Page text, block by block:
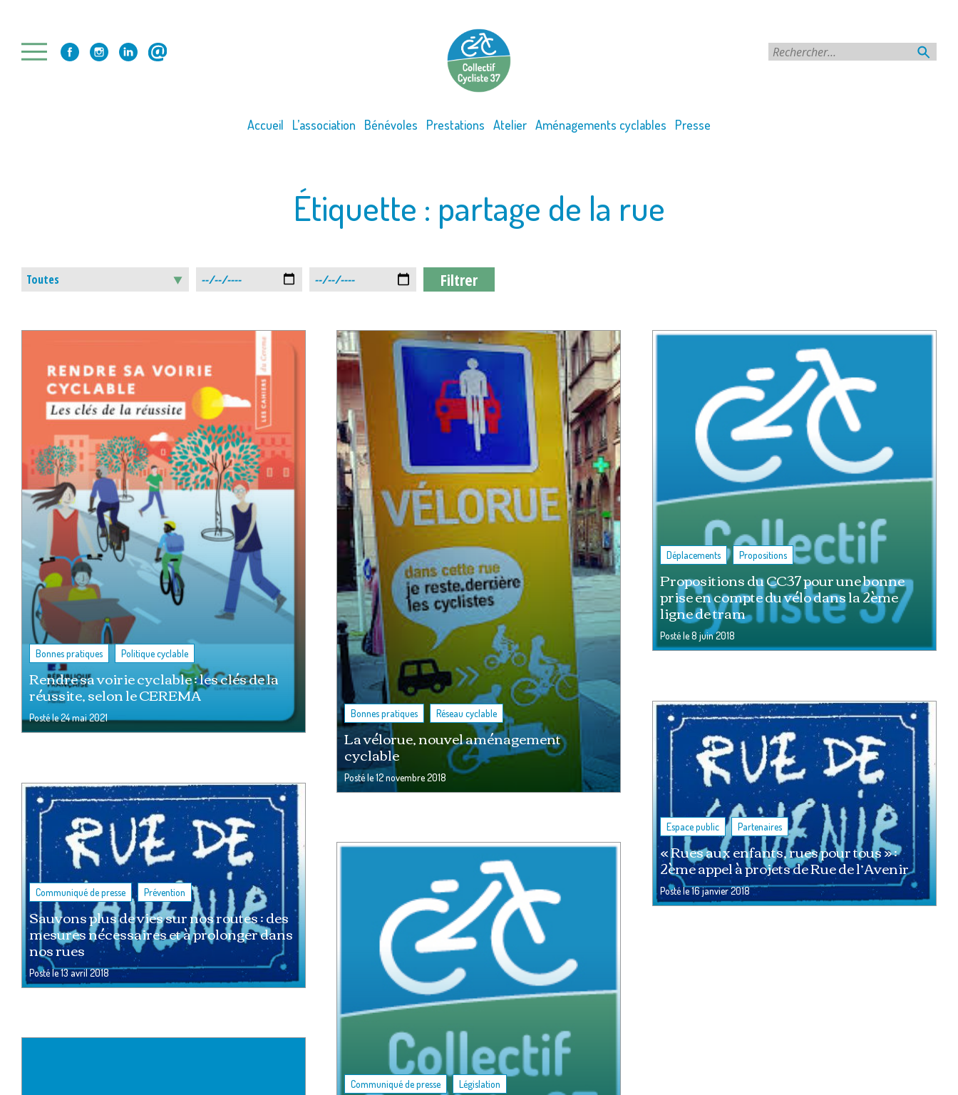
content
Accueil L’association Bénévoles Prestations Atelier Aménagements cyclables Presse
Étiquette : partage de la rue
Bonnes pratiques Politique cyclable
Rendre sa voirie cyclable : les clés de la
réussite, selon le CEREMA
Posté le24 mai 2021 Bonnes pratiques Réseau cyclable
La vélorue, nouvel aménagement
cyclable
Posté le12 novembre 2018
Déplacements , Propositions
Propositions du CC37 pour une bonne
prise en compte du vélo dans la 2ème
ligne de tram
Posté le8 juin 2018
Communiqué de presse , Prévention
Sauvons plus de vies sur nos routes : des
mesures nécessaires et à prolonger dans
nos rues
Posté le13 avril 2018
Communiqué de presse Législation
Espace public , Partenaires
« Rues aux enfants, rues pour tous » :
2ème appel à projets de Rue de l’Avenir
Posté le16 janvier 2018